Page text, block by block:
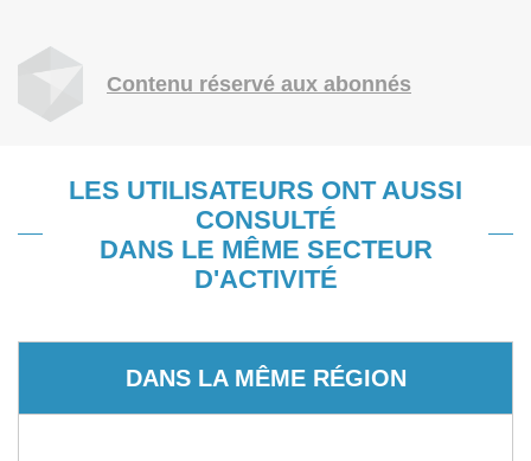
Contenu réservé aux abonnés
LES UTILISATEURS ONT AUSSI
CONSULTÉ
DANS LE MÊME SECTEUR
D'ACTIVITÉ
DANS LA MÊME RÉGION